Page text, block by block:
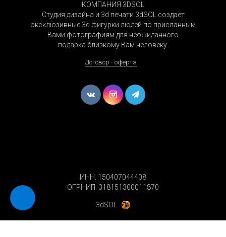
КОМПАНИЯ 3DSOL
Студия дизайна и 3d печати 3dSOL создаёт
эксклюзивные 3d фигурки людей по присланным
Вами фотографиям для неожиданного
подарка близкому Вам человеку.
Договор - оферта
ИНН: 150407044408
ОГРНИП: 318151300011870
3dSOL